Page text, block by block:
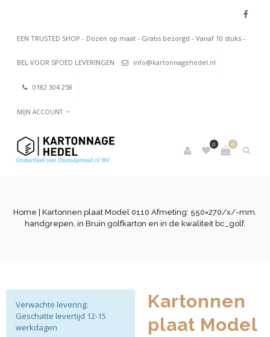
EEN TRUSTED SHOP - Dozen op maat - Gratis bezorgd - Vanaf 10 stuks -
BEL VOOR SPOED LEVERINGEN info@kartonnagehedel.nl
0182 304 258
MIJN ACCOUNT
0
0
Home | Kartonnen plaat Model 0110 Afmeting: 550×270/x/-mm.
handgrepen, in Bruin golfkarton en in de kwaliteit bc_golf.
Kartonnen
plaat Model
Verwachte levering:
Geschatte levertijd 12-15
werkdagen